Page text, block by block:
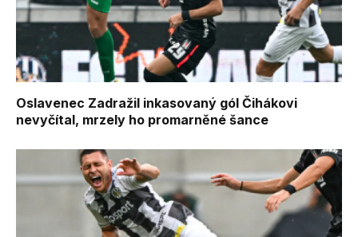
Oslavenec Zadražil inkasovaný gól Čihákovi
nevyčítal, mrzely ho promarněné šance